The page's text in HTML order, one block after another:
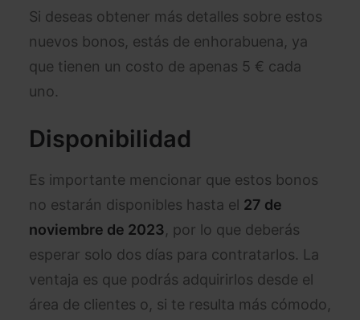
Si deseas obtener más detalles sobre estos
nuevos bonos, estás de enhorabuena, ya
que tienen un costo de apenas 5 € cada
uno.
Disponibilidad
Es importante mencionar que estos bonos
no estarán disponibles hasta el 27 de
noviembre de 2023, por lo que deberás
esperar solo dos días para contratarlos. La
ventaja es que podrás adquirirlos desde el
área de clientes o, si te resulta más cómodo,